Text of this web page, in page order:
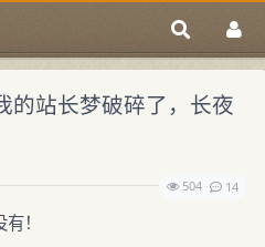
的站长梦破碎了，长夜
504
14
！